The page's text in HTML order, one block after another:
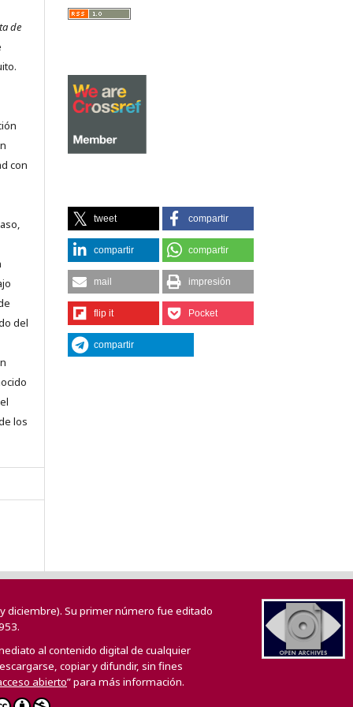
de
con
del
los
tweet compartir
compartir compartir
mail impresión
flip it Pocket
compartir
diciembre). Su primer número fue editado
al contenido digital de cualquier
copiar y difundir, sin fines
abierto” para más información.